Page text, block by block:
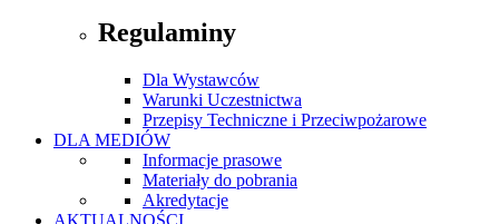
Regulaminy
Dla Wystawców
Warunki Uczestnictwa
Przepisy Techniczne i Przeciwpożarowe
DLA MEDIÓW
Informacje prasowe
Materiały do pobrania
Akredytacje
AKTUALNOŚCI